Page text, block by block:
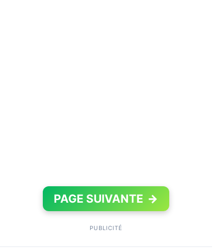
PAGE SUIVANTE →
PUBLICITÉ